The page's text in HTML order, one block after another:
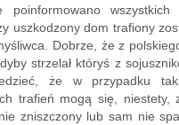
poinformowano
uszkodzony dom trafiony
Dobrze, że z
strzelał któryś z
że w przypadku
trafień mogą się, niestety,
zniszczony lub sam nie